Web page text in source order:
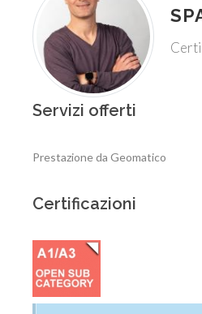
Servizi offerti
Prestazione da Geomatico
Certificazioni